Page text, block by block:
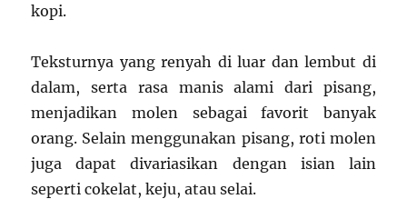
kopi.
Teksturnya yang renyah di luar dan lembut di
dalam, serta rasa manis alami dari pisang,
menjadikan molen sebagai favorit banyak
orang. Selain menggunakan pisang, roti molen
juga dapat divariasikan dengan isian lain
seperti cokelat, keju, atau selai.